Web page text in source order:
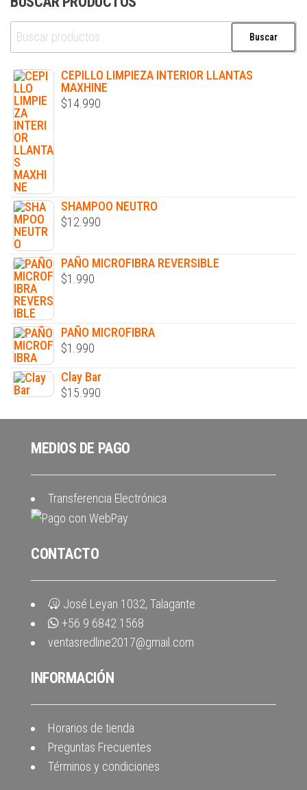
Buscar
CEPILLO LIMPIEZA INTERIOR LLANTAS
MAXHINE
$14.990
SHAMPOO NEUTRO
$12.990
PAÑO MICROFIBRA REVERSIBLE
$1.990
PAÑO MICROFIBRA
$1.990
Clay Bar
$15.990
MEDIOS DE PAGO
Transferencia Electrónica
CONTACTO
José Leyan 1032, Talagante
+56 9 6842 1568
ventasredline2017@gmail.com
INFORMACIÓN
Horarios de tienda
Preguntas Frecuentes
Términos y condiciones